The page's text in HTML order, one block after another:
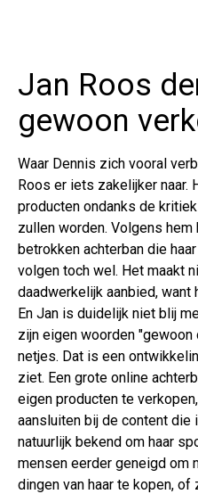
Jan Roos
gewoon
Waar Dennis zich vooral
Roos er iets zakelijker naar.
producten ondanks de
zullen worden. Volgens
betrokken achterban die
volgen toch wel. Het maakt
daadwerkelijk aanbied,
En Jan is duidelijk niet blij
zijn eigen woorden
netjes. Dat is een
ziet. Een grote online
eigen producten te
aansluiten bij de content die
natuurlijk bekend om haar
mensen eerder geneigd om
dingen van haar te kopen, of